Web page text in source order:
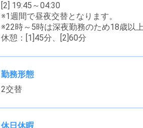
[2] 19:45～04:30
※1週間で昼夜交替となります。
※22時～5時は深夜勤務のため18歳以
休憩：[1]45分、[2]60分
勤務形態
2交替
休日休暇